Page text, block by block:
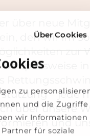
Über Cookies
zu
und die Zugriffe
wir Informationen
für soziale
über neue
den wir im
zur
– jede
über unsere
und